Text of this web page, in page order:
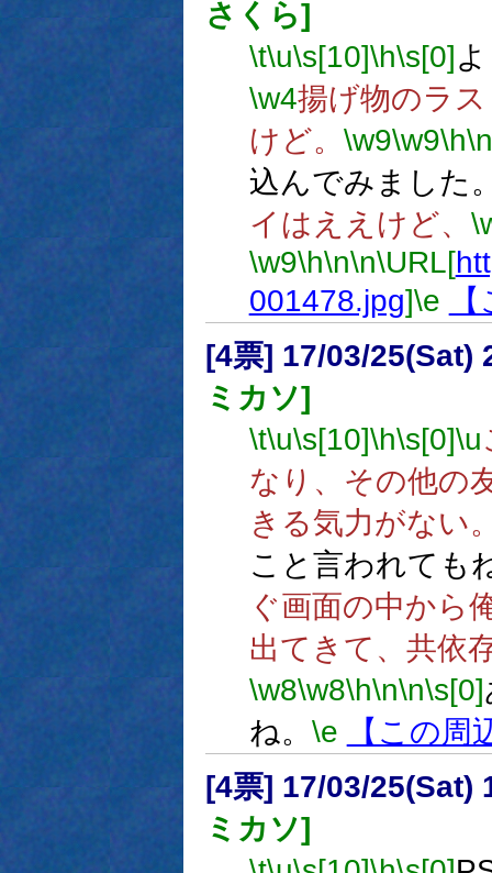
さくら]
\t\u\s[10]\h\s[0]
\w4揚げ物のラ
けど。 \w9\w9\h\n
込んでみました
イはええけど、
\w9\h\n\n\URL[
001478.jpg]\e
[4票] 17/03/25(Sat)
ミカソ]
\t\u\s[10]\h\s[0]\u
なり、その他の
きる気力がない
こと言われても
ぐ画面の中から
出てきて、共依
\w8\w8\h\n\n\s[0]
ね。 \e
【この周
[4票] 17/03/25(Sat)
ミカソ]